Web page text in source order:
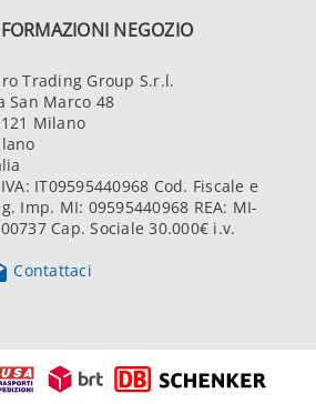
NEGOZIO
Trading Group S.r.l.
San Marco 48
Milano
IT09595440968 Cod. Fiscale e
Imp. MI: 09595440968 REA: MI-
Cap. Sociale 30.000€ i.v.
Contattaci